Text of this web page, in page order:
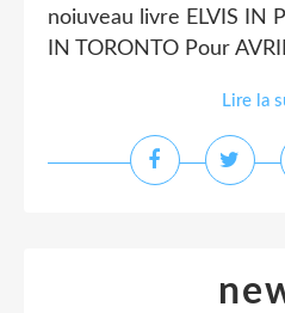
noiuveau livre ELVIS IN
IN TORONTO Pour
Lire la